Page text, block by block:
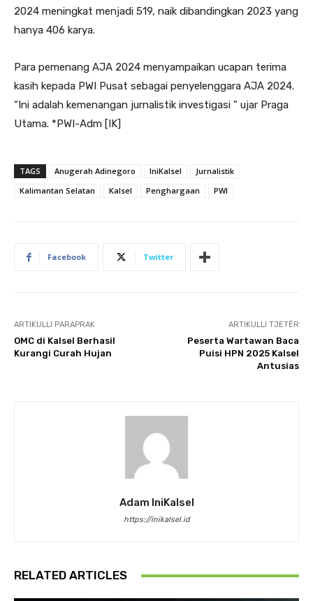
2024 meningkat menjadi 519, naik dibandingkan 2023 yang
hanya 406 karya.
Para pemenang AJA 2024 menyampaikan ucapan terima
kasih kepada PWI Pusat sebagai penyelenggara AJA 2024.
“Ini adalah kemenangan jurnalistik investigasi ” ujar Praga
Utama. *PWI-Adm [IK]
TAGS Anugerah Adinegoro IniKalsel
Jurnalistik
Kalimantan Selatan
Kalsel Penghargaan PWI
Facebook Twitter
ARTIKULLI PARAPRAK
OMC di Kalsel Berhasil
Kurangi Curah Hujan
ARTIKULLI TJETËR
Peserta Wartawan Baca
Puisi HPN 2025 Kalsel
Antusias
Adam IniKalsel
https://inikalsel.id
RELATED ARTICLES